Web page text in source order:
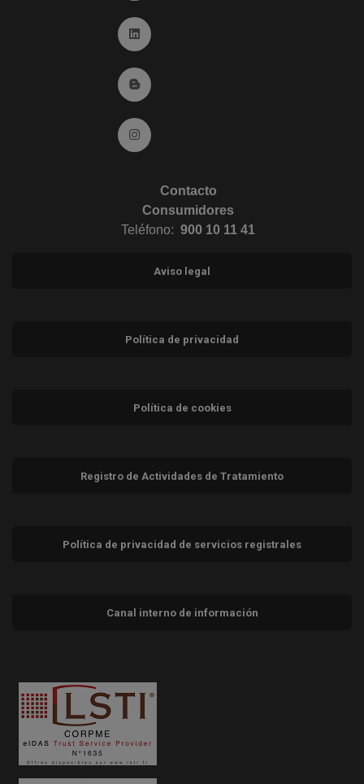
Ir a Linkedin (abre en ventana nueva)
Ir al Blog (abre en ventana nueva)
Ir a Instagram (abre en ventana nueva)
Contacto
Consumidores
Teléfono: 900 10 11 41
Aviso legal
Política de privacidad
Política de cookies
Registro de Actividades de Tratamiento
Política de privacidad de servicios registrales
Canal interno de información